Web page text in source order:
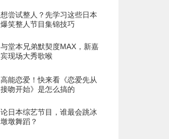
想尝试整人？先学习这些日本
爆笑整人节目集锦技巧
与堂本兄弟默契度MAX，新嘉
宾现场大秀歌喉
高能恋爱！快来看《恋爱先从
接吻开始》是怎么搞的
论日本综艺节目，谁最会跳冰
墩墩舞蹈？